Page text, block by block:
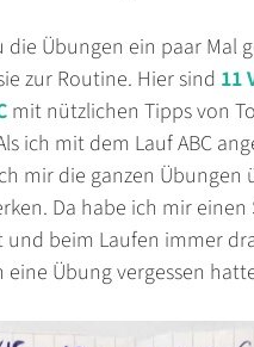
die Übungen ein paar Mal
zur Routine. Hier sind 11
mit nützlichen Tipps von
ich mit dem Lauf ABC
mir die ganzen Übungen
Da habe ich mir einen
und beim Laufen immer
eine Übung vergessen